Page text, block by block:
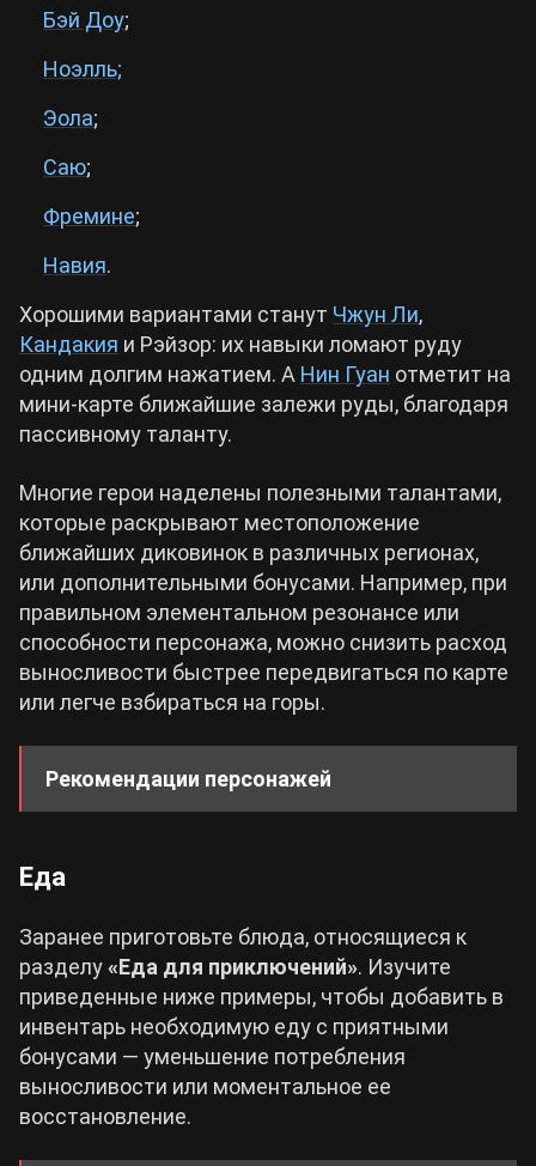
Бэй Доу;
Ноэлль;
Эола;
Саю;
Фремине;
Навия.
Хорошими вариантами станут Чжун Ли,
Кандакия и Рэйзор: их навыки ломают руду
одним долгим нажатием. А Нин Гуан отметит на
мини-карте ближайшие залежи руды, благодаря
пассивному таланту.
Многие герои наделены полезными талантами,
которые раскрывают местоположение
ближайших диковинок в различных регионах,
или дополнительными бонусами. Например, при
правильном элементальном резонансе или
способности персонажа, можно снизить расход
выносливости быстрее передвигаться по карте
или легче взбираться на горы.
Рекомендации персонажей
Кли
Мика
Горо
Тигнари
Еда
Заранее приготовьте блюда, относящиеся к
разделу«Еда для приключений». Изучите
приведенные ниже примеры, чтобы добавить в
инвентарь необходимую еду с приятными
бонусами — уменьшение потребления
выносливости или моментальное ее
восстановление.